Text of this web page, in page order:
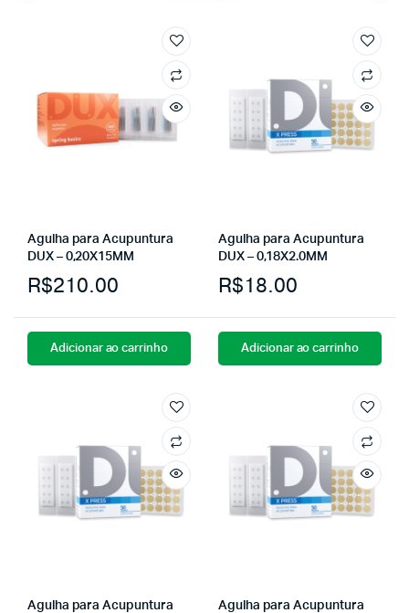
Agulha para Acupuntura
DUX – 0,20X15MM
R$210.00
Adicionar ao carrinho
Agulha para Acupuntura
DUX – 0,18X2.0MM
R$18.00
Adicionar ao carrinho
Agulha para Acupuntura
Agulha para Acupuntura